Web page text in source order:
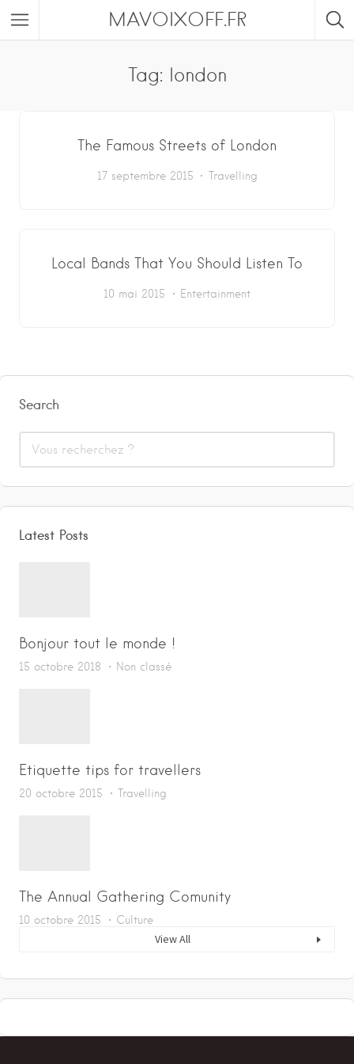
MAVOIXOFF.FR
Tag: london
The Famous Streets of London
17 septembre 2015 Travelling
Local Bands That You Should Listen To
10 mai 2015 Entertainment
Search
Latest Posts
Bonjour tout le monde !
15 octobre 2018 Non classé
Etiquette tips for travellers
20 octobre 2015 Travelling
The Annual Gathering Comunity
10 octobre 2015 Culture
View All